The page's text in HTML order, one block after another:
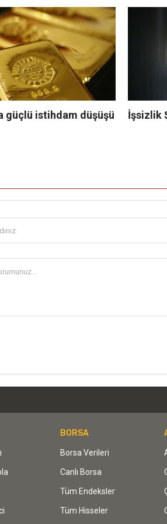
güçlü istihdam düşüşü İşsizlik
BORSA
Borsa Verileri
Canlı Borsa
Tüm Endeksler
Tüm Hisseler